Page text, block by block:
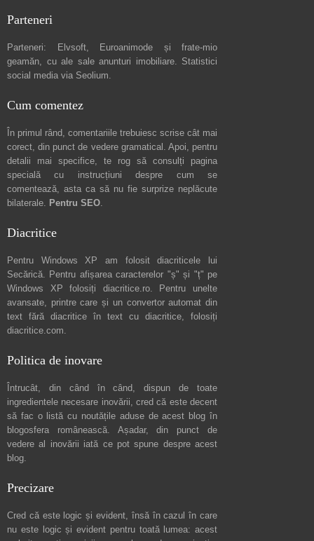
Parteneri
Parteneri: Elvsoft, Euroanimode și frate-mio
geamăn, cu ale sale anunturi imobiliare. Statistici
social media via Seolium.
Cum comentez
În primul rând, comentariile trebuiesc scrise cât mai
corect, din punct de vedere gramatical. Apoi, pentru
detalii mai specifice, te rog să consulți pagina
specială cu instrucțiuni despre cum se
comentează, asta ca să nu fie surprize neplăcute
bilaterale. Pentru SEO.
Diacritice
Pentru Windows XP am folosit diacriticele lui
Secărică. Pentru afișarea caracterelor "ș" și "ț" pe
Windows XP folosiți diacritice.ro. Pentru unelte
avansate, printre care și un convertor automat din
text fără diacritice în text cu diacritice, folosiți
diacritice.com.
Politica de inovare
Întrucât, din când în când, dispun de toate
ingredientele necesare inovării, cred că este decent
să fac o listă cu noutățile aduse de acest blog în
blogosfera românească. Așadar, din punct de
vedere al inovării iată ce pot spune despre acest
blog.
Precizare
Cred că este logic și evident, însă în cazul în care
nu este logic și evident pentru toată lumea: acest